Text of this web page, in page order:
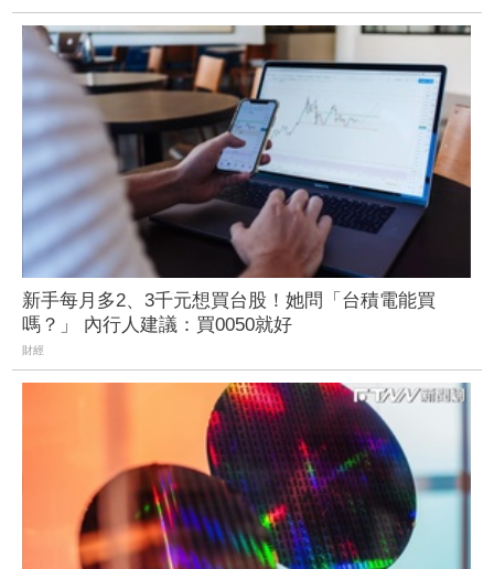
新手每月多2、3千元想買台股！她問「台積電能買
嗎？」 內行人建議：買0050就好
財經